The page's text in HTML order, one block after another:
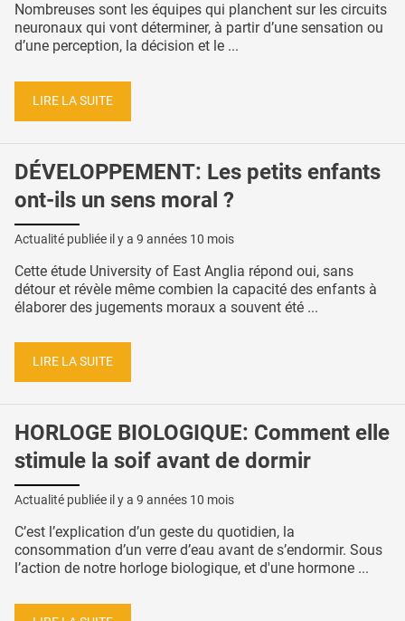
Nombreuses sont les équipes qui planchent sur les circuits
neuronaux qui vont déterminer, à partir d’une sensation ou
d’une perception, la décision et le ...
LIRE LA SUITE
DÉVELOPPEMENT: Les petits enfants
ont-ils un sens moral ?
Actualité publiée il y a 9 années 10 mois
Cette étude University of East Anglia répond oui, sans
détour et révèle même combien la capacité des enfants à
élaborer des jugements moraux a souvent été ...
LIRE LA SUITE
HORLOGE BIOLOGIQUE: Comment elle
stimule la soif avant de dormir
Actualité publiée il y a 9 années 10 mois
C’est l’explication d’un geste du quotidien, la
consommation d’un verre d’eau avant de s’endormir. Sous
l’action de notre horloge biologique, et d'une hormone ...